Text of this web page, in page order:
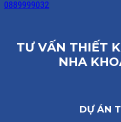
0889999032
TƯ VẤN THIẾT
NHA
DỰ ÁN